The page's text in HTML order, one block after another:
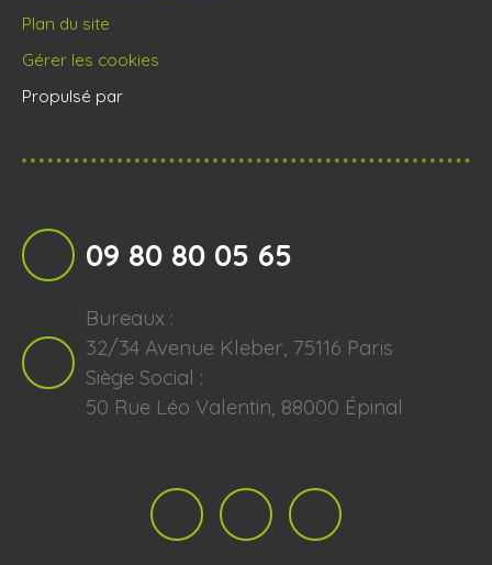
Plan du site
Gérer les cookies
Propulsé par
09 80 80 05 65
Bureaux :
32/34 Avenue Kleber, 75116 Paris
Siège Social :
50 Rue Léo Valentin, 88000 Épinal